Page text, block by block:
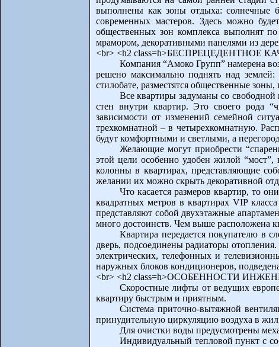
выполнены как зоны отдыха: солнечные
современных мастеров. Здесь можно
общественных зон комплекса выполнят
мрамором, декоративными панелями из
<br> <h2 class=h>БЕСПРЕЦЕДЕНТНОЕ
Компания “Амоко Групп” намерена
решено максимально поднять над
стилобате, разместятся общественные
Все квартиры задуманы со свободной
стен внутри квартир. Это своего рода
зависимости от изменений семейной
трехкомнатной – в четырехкомнатную.
будут комфортными и светлыми, а
Желающие могут приобрести
этой цели особенно удобен жилой
колонны в квартирах, представляющие
желании их можно скрыть декоративной
Что касается размеров квартир, то
квадратных метров в квартирах VIP
представляют собой двухэтажные
много достоинств. Чем выше расположена
Квартира передается покупателю в
дверь, подсоединены радиаторы
электрических, телефонных и
наружных блоков кондиционеров,
<br> <h2 class=h>ОСОБЕННОСТИ
Скоростные лифты от ведущих
квартиру быстрым и приятным.
Система приточно-вытяжной
принудительную циркуляцию воздуха в
Для очистки воды предусмотрены
Индивидуальный тепловой пункт с